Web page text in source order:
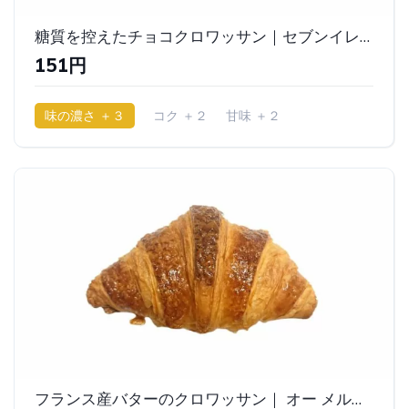
糖質を控えたチョコクロワッサン｜セブンイレブン
151円
味の濃さ ＋３ コク ＋２
甘味 ＋２
フランス産バターのクロワッサン｜ オー メルベイユ ドゥ フレッド